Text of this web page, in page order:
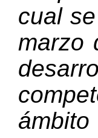
cual
marzo